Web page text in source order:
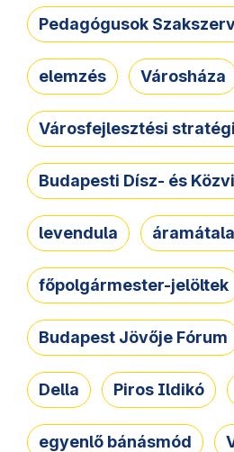
Pedagógusok
elemzés Városháza
Városfejlesztési
Budapesti Dísz- és
levendula
főpolgármester-jelöltek
Budapest Jövője Fórum
Della Piros Ildikó
egyenlő bánásmód